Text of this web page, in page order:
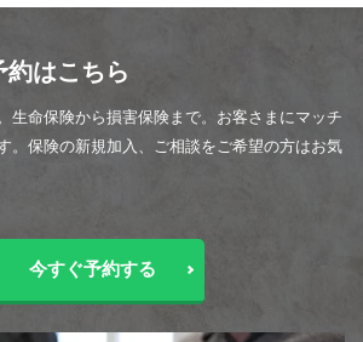
約はこちら
生命保険から損害保険まで。お客さまにマッチ
。保険の新規加入、ご相談をご希望の方はお気
今すぐ予約する